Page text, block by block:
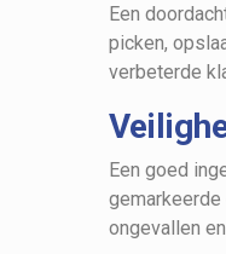
Een
picken,
verbeterde
Een goed
ongevallen